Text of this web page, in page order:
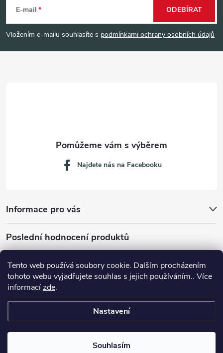
Tento web používá soubory cookie. Dalším procházením
tohoto webu vyjadřujete souhlas s jejich používáním.. Více
informacízde.
Nastavení
Souhlasím
p
E-mail
Vložením e-mailu souhlasíte s podmínkami ochrany osobních údajů
ODEBÍRAT
Informace pro vás
Najdete nás na Facebooku
Poslední hodnocení produktů
Dávkovací lžička na mletou kávu 53132C8134
Copyright 2026JM servis. Všechna práva vyhrazena.